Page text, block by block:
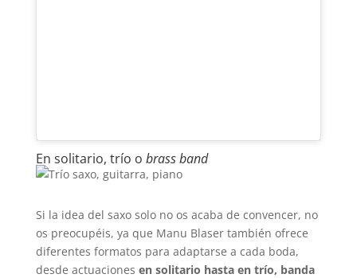
En solitario, trío o brass band
Si la idea del saxo solo no os acaba de convencer, no
os preocupéis, ya que Manu Blaser también ofrece
diferentes formatos para adaptarse a cada boda,
desde actuaciones en solitario hasta en trío, banda